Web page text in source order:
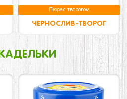
Пюре с творогом
ЧЕРНОСЛИВ-ТВОРОГ